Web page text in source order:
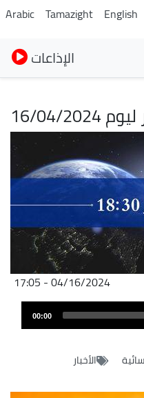
Arabic Tamazight English
الإذاعات
04/2024
04/16/2024 - 17:05
00:00
الأخبار